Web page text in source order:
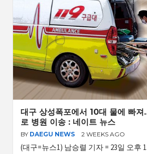
대구 상성폭포에서 10대 물에 빠
로 병원 이송 : 네이트 뉴스
BY DAEGU NEWS 2 WEEKS AGO
(대구=뉴스1) 남승렬 기자 = 23일 오후